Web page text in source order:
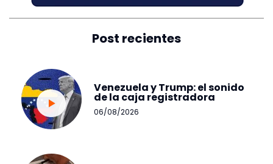
Post recientes
Venezuela y Trump: el sonido
de la caja registradora
06/08/2026